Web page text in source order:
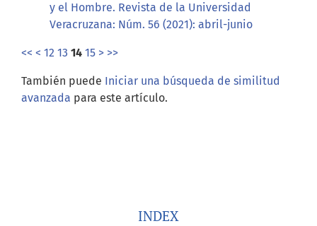
y el Hombre. Revista de la Universidad
Veracruzana: Núm. 56 (2021): abril-junio
<< < 12 13 14 15 > >>
También puede Iniciar una búsqueda de similitud
avanzada para este artículo.
INDEX